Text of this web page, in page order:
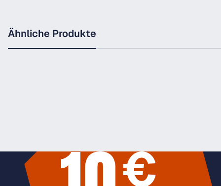
Ähnliche Produkte